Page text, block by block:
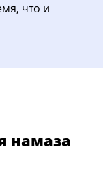
что и
намаза